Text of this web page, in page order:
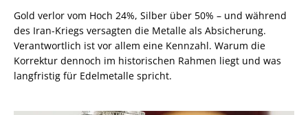
Gold verlor vom Hoch 24%, Silber über 50% – und während
des Iran-Kriegs versagten die Metalle als Absicherung.
Verantwortlich ist vor allem eine Kennzahl. Warum die
Korrektur dennoch im historischen Rahmen liegt und was
langfristig für Edelmetalle spricht.